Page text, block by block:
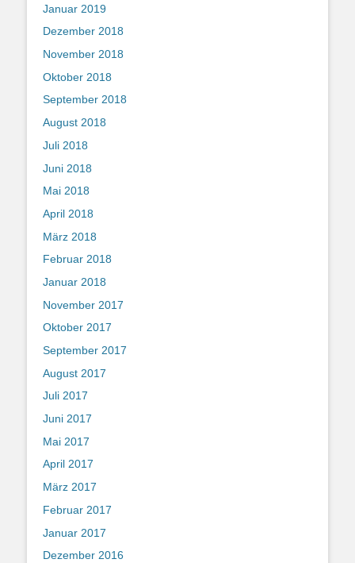
Januar 2019
Dezember 2018
November 2018
Oktober 2018
September 2018
August 2018
Juli 2018
Juni 2018
Mai 2018
April 2018
März 2018
Februar 2018
Januar 2018
November 2017
Oktober 2017
September 2017
August 2017
Juli 2017
Juni 2017
Mai 2017
April 2017
März 2017
Februar 2017
Januar 2017
Dezember 2016